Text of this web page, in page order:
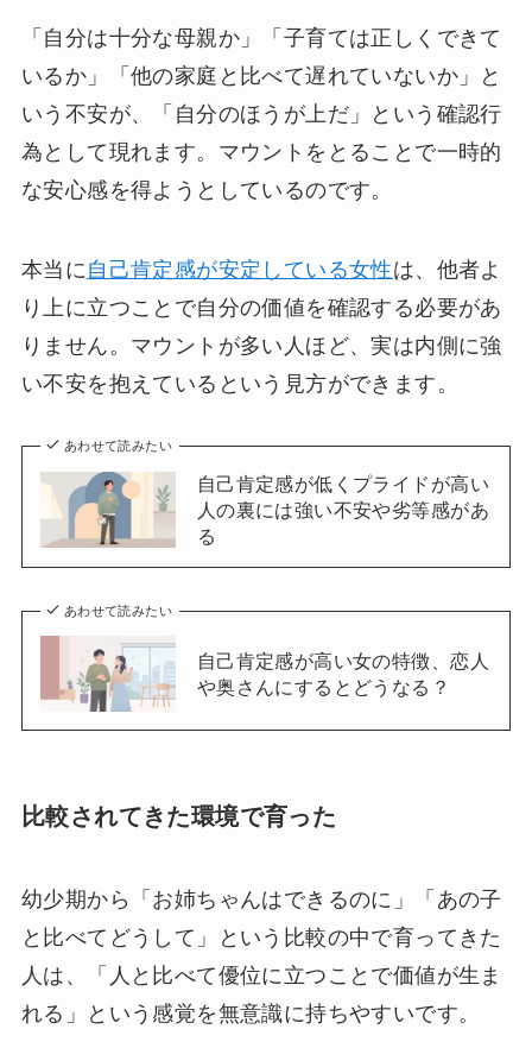
「自分は十分な母親か」「子育ては正しくできて
いるか」「他の家庭と比べて遅れていないか」と
いう不安が、「自分のほうが上だ」という確認行
為として現れます。マウントをとることで一時的
な安心感を得ようとしているのです。
本当に自己肯定感が安定している女性は、他者よ
り上に立つことで自分の価値を確認する必要があ
りません。マウントが多い人ほど、実は内側に強
い不安を抱えているという見方ができます。
あわせて読みたい
自己肯定感が低くプライドが高い
人の裏には強い不安や劣等感があ
る
あわせて読みたい
自己肯定感が高い女の特徴、恋人
や奥さんにするとどうなる？
比較されてきた環境で育った
幼少期から「お姉ちゃんはできるのに」「あの子
と比べてどうして」という比較の中で育ってきた
人は、「人と比べて優位に立つことで価値が生ま
れる」という感覚を無意識に持ちやすいです。